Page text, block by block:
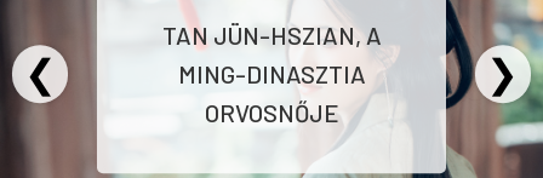
TAN JÜN-HSZIAN, A
MING-DINASZTIA
ORVOSNŐJE
❮ ❯